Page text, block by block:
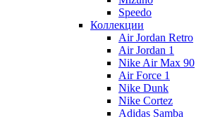
Speedo
Коллекции
Air Jordan Retro
Air Jordan 1
Nike Air Max 90
Air Force 1
Nike Dunk
Nike Cortez
Adidas Samba